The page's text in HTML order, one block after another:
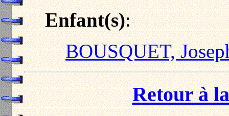
Enfant(s):
BOUSQUET,
Retour à